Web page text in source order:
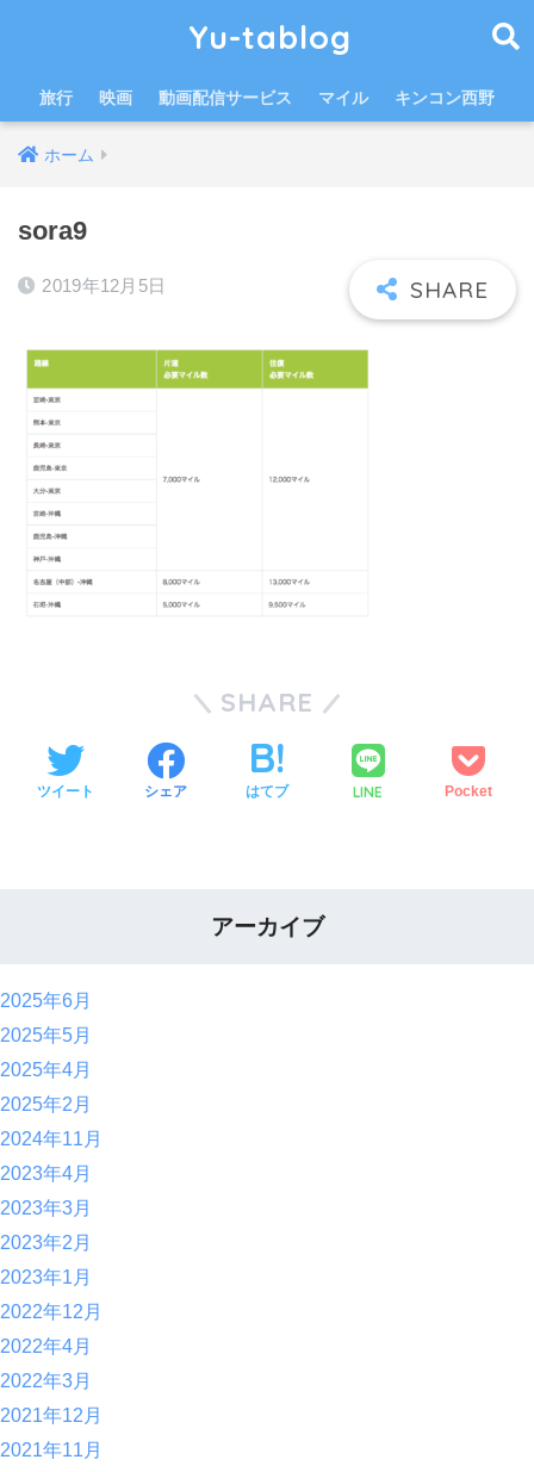
Yu-tablog
旅行 映画 動画配信サービス マイル キンコン西野
ホーム
sora9
2019年12月5日
SHARE
ツイート シェア はてブ LINE Pocket
アーカイブ
2025年6月
2025年5月
2025年4月
2025年2月
2024年11月
2023年4月
2023年3月
2023年2月
2023年1月
2022年12月
2022年4月
2022年3月
2021年12月
2021年11月